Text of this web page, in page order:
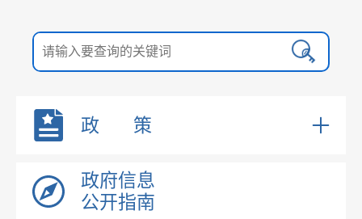
政 策
自治区文件
政府信息
公开指南